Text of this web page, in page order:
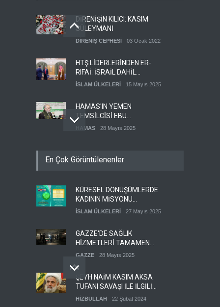
DİRENİŞİN KILICI: KASIM
SÜLEYMANİ
DİRENİŞ CEPHESİ 03 Ocak 2022
HTŞ LİDERLERİNDEN ER-
RIFAİ: İSRAİL DAHİL
HERKESLE BARIŞ
İSLAM ÜLKELERİ 15 Mayıs 2025
HAMAS'IN YEMEN
TEMSİLCİSİ EBU
ŞEMALE'DEN ÖNEMLİ
HAMAS 28 Mayıs 2025
YEDEK ASKERLERİ GÖREVE
GÜMÜŞHANE DÜNYA KUDÜS
GÜNÜ BASIN AÇIKLAMASI
(VİDEO-FOTO)
KUDÜS GÜNÜ 11 Nisan 2024
En Çok Görüntülenenler
KÜRESEL DÖNÜŞÜMLERDE
KADININ MİSYONU
KONFERANSI
İSLAM ÜLKELERİ 27 Mayıs 2025
GAZZE'DE SAĞLIK
HİZMETLERİ TAMAMEN
ÇÖKMEK ÜZERE
GAZZE 28 Mayıs 2025
ŞEYH NAİM KASIM AKSA
TUFANI SAVAŞI İLE İLGİLİ
ÇOK ÖNEMLİ BİR BİLGİ
HİZBULLAH 22 Şubat 2024